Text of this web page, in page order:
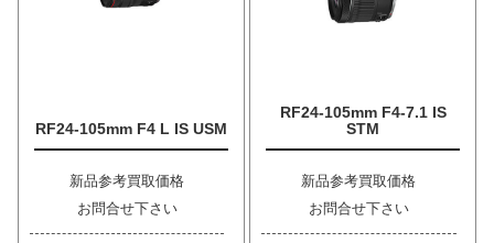
RF24-105mm F4 L IS USM
新品参考買取価格
お問合せ下さい
RF24-105mm F4-7.1 IS
STM
新品参考買取価格
お問合せ下さい